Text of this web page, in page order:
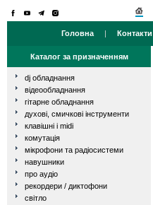
Головна | Контакти
Каталог за призначенням
dj обладнання
відеообладнання
гітарне обладнання
духові, смичкові інструменти
клавішні і midi
комутація
мікрофони та радіосистеми
навушники
про аудіо
рекордери / диктофони
світло